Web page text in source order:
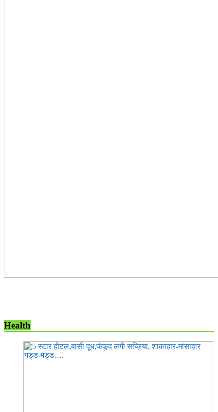
Health